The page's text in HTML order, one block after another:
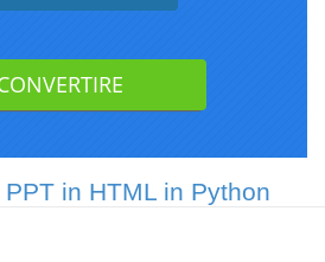
in HTML in Python